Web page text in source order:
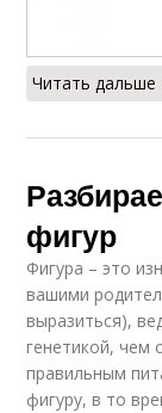
Читать
фигур
Фигура – это
вашими
выразиться),
генетикой, чем
правильным
фигуру, в то